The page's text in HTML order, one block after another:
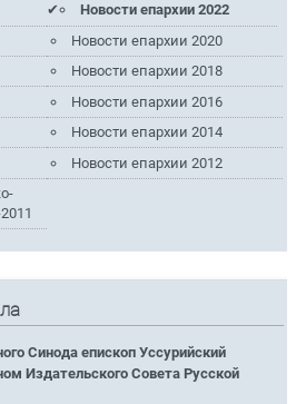
Новости епархии 2022
Новости епархии 2020
Новости епархии 2018
Новости епархии 2016
Новости епархии 2014
Новости епархии 2012
Синода епископ Уссурийский
Издательского Совета Русской